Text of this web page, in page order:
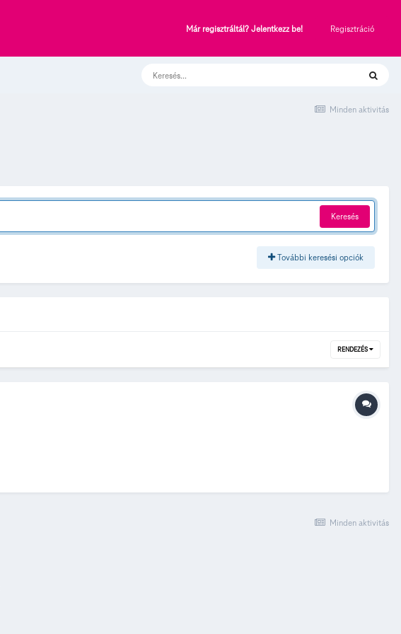
Már regisztráltál? Jelentkezz be! Regisztráció
Minden aktivitás
Keresés
További keresési opciók
RENDEZÉS
Minden aktivitás